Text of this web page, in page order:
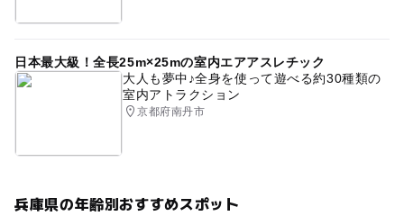
日本最大級！全長25m×25mの室内エアアスレチック
大人も夢中♪全身を使って遊べる約30種類の
室内アトラクション
京都府南丹市
兵庫県の年齢別おすすめスポット